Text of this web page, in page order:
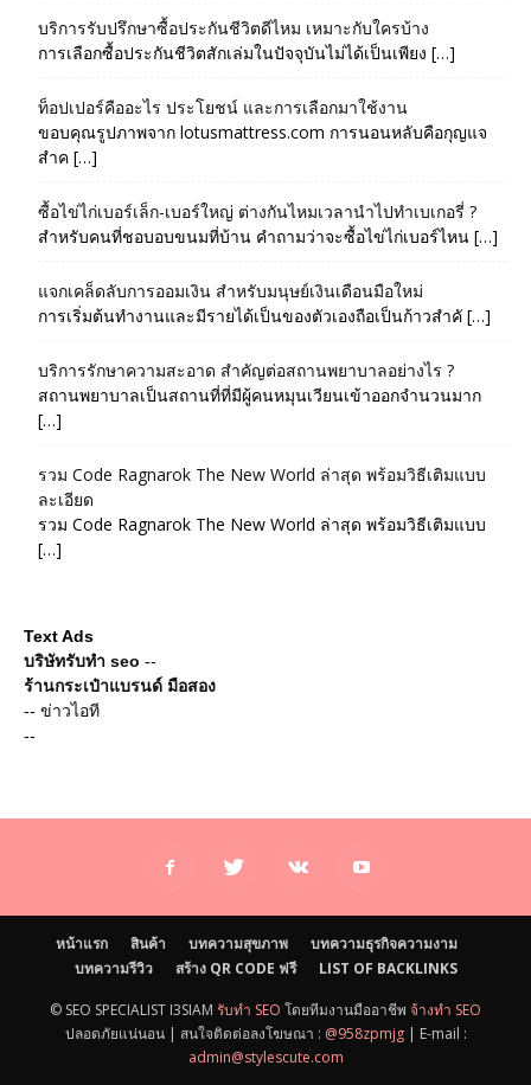
บริการรับปรึกษาซื้อประกันชีวิตดีไหม เหมาะกับใครบ้าง
การเลือกซื้อประกันชีวิตสักเล่มในปัจจุบันไม่ได้เป็นเพียง […]
ท็อปเปอร์คืออะไร ประโยชน์ และการเลือกมาใช้งาน
ขอบคุณรูปภาพจาก lotusmattress.com การนอนหลับคือกุญแจ
สำค […]
ซื้อไข่ไก่เบอร์เล็ก-เบอร์ใหญ่ ต่างกันไหมเวลานำไปทำเบเกอรี่ ?
สำหรับคนที่ชอบอบขนมที่บ้าน คำถามว่าจะซื้อไข่ไก่เบอร์ไหน […]
แจกเคล็ดลับการออมเงิน สำหรับมนุษย์เงินเดือนมือใหม่
การเริ่มต้นทำงานและมีรายได้เป็นของตัวเองถือเป็นก้าวสำคั […]
บริการรักษาความสะอาด สำคัญต่อสถานพยาบาลอย่างไร ?
สถานพยาบาลเป็นสถานที่ที่มีผู้คนหมุนเวียนเข้าออกจำนวนมาก
[…]
รวม Code Ragnarok The New World ล่าสุด พร้อมวิธีเติมแบบ
ละเอียด
รวม Code Ragnarok The New World ล่าสุด พร้อมวิธีเติมแบบ
[…]
Text Ads
บริษัทรับทำ seo --
ร้านกระเป๋าแบรนด์ มือสอง
-- ข่าวไอที
--
หน้าแรก สินค้า บทความสุขภาพ
บทความธุรกิจความงาม
บทความรีวิว
สร้าง QR CODE ฟรี LIST OF BACKLINKS
© SEO SPECIALIST I3SIAM รับทำ SEO โดยทีมงานมืออาชีพ จ้างทำ SEO
ปลอดภัยแน่นอน | สนใจติดต่อลงโฆษณา : @958zpmjg| E-mail :
admin@stylescute.com